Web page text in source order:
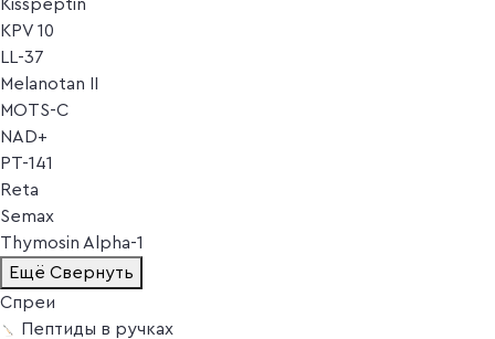
Kisspeptin
KPV 10
LL-37
Melanotan II
MOTS-C
NAD+
PT-141
Reta
Semax
Thymosin Alpha-1
Ещё Свернуть
Спреи
Пептиды в ручках